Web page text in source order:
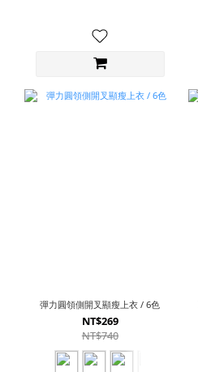
彈力圓領側開叉顯瘦上衣 / 6色
NT$269
NT$740